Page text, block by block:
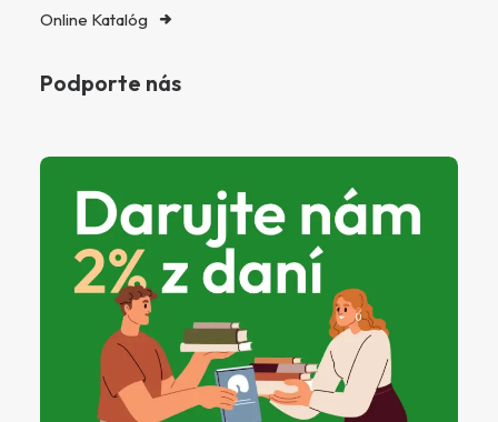
Online Katalóg
Podporte nás